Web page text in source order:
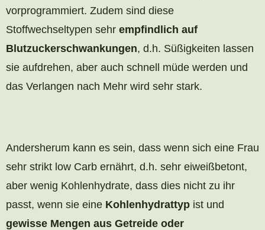
vorprogrammiert. Zudem sind diese
Stoffwechseltypen sehr empfindlich auf
Blutzuckerschwankungen, d.h. Süßigkeiten lassen
sie aufdrehen, aber auch schnell müde werden und
das Verlangen nach Mehr wird sehr stark.
Andersherum kann es sein, dass wenn sich eine Frau
sehr strikt low Carb ernährt, d.h. sehr eiweißbetont,
aber wenig Kohlenhydrate, dass dies nicht zu ihr
passt, wenn sie eine Kohlenhydrattyp ist und
gewisse Mengen aus Getreide oder